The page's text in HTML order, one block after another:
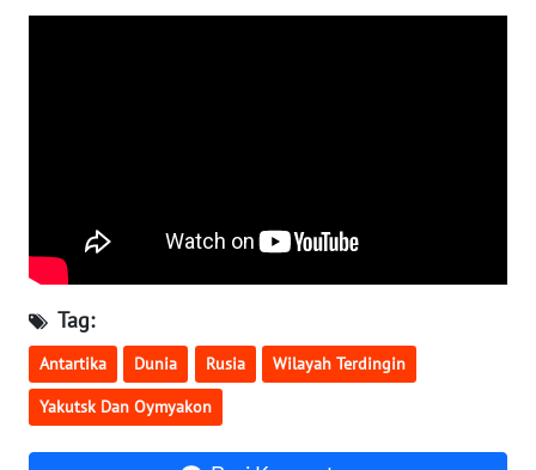
Tag:
Antartika Dunia Rusia Wilayah Terdingin
Yakutsk Dan Oymyakon
WN
WN
GORONTALO
WN